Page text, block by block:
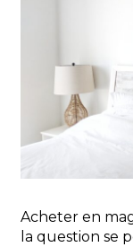
Acheter en
la question se